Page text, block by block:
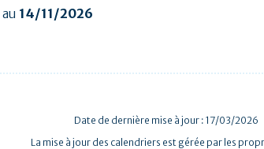
au 14/11/2026
Date de dernière mise à jour : 17/03/2026
La mise à jour des calendriers est gérée par les